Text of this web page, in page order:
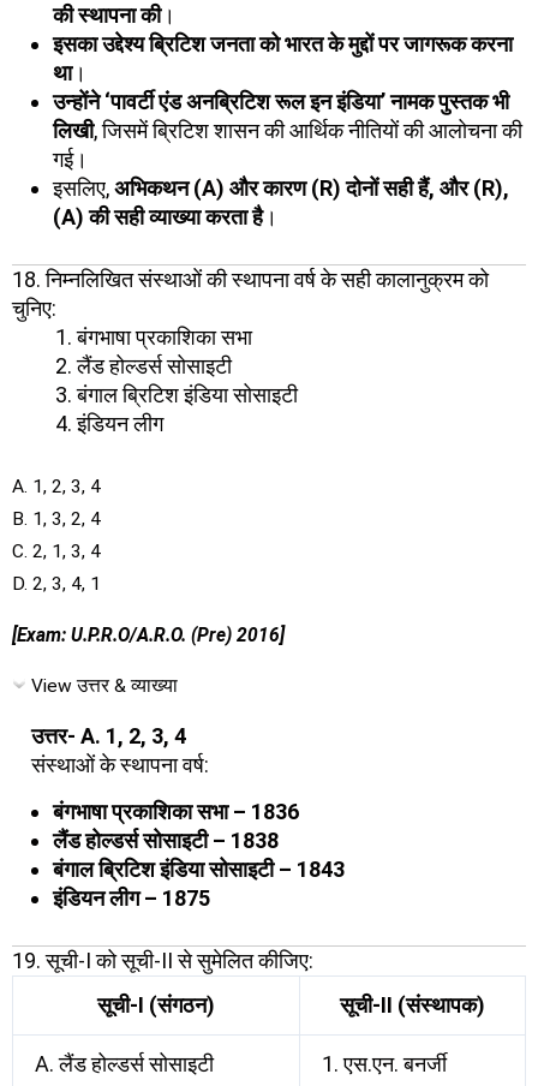
की स्थापना की।
इसका उद्देश्य ब्रिटिश जनता को भारत के मुद्दों पर जागरूक करना
था।
उन्होंने ‘पावर्टी एंड अनब्रिटिश रूल इन इंडिया’ नामक पुस्तक भी
लिखी, जिसमें ब्रिटिश शासन की आर्थिक नीतियों की आलोचना की
गई।
इसलिए,अभिकथन (A) और कारण (R) दोनों सही हैं, और (R),
(A) की सही व्याख्या करता है।
18. निम्नलिखित संस्थाओं की स्थापना वर्ष के सही कालानुक्रम को
चुनिए:
बंगभाषा प्रकाशिका सभा
लैंड होल्डर्स सोसाइटी
बंगाल ब्रिटिश इंडिया सोसाइटी
इंडियन लीग
A. 1, 2, 3, 4
B. 1, 3, 2, 4
C. 2, 1, 3, 4
D. 2, 3, 4, 1
[Exam: U.P.R.O/A.R.O. (Pre) 2016]
View उत्तर & व्याख्या
उत्तर- A. 1, 2, 3, 4
संस्थाओं के स्थापना वर्ष:
बंगभाषा प्रकाशिका सभा – 1836
लैंड होल्डर्स सोसाइटी – 1838
बंगाल ब्रिटिश इंडिया सोसाइटी – 1843
इंडियन लीग – 1875
19. सूची-I को सूची-II से सुमेलित कीजिए:
सूची-I (संगठन)
सूची-II (संस्थापक)
A. लैंड होल्डर्स सोसाइटी 1. एस.एन. बनर्जी